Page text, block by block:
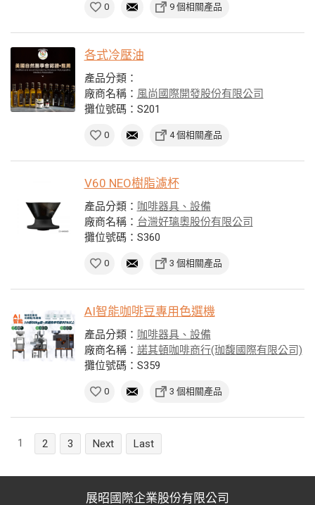
0 9 個相關產品
各式冷壓油
產品分類：
廠商名稱： 風尚國際開發股份有限公司
攤位號碼：S201
0 4 個相關產品
V60 NEO樹脂濾杯
產品分類： 咖啡器具、設備
廠商名稱： 台灣好璃奧股份有限公司
攤位號碼：S360
0 3 個相關產品
AI智能咖啡豆專用色選機
產品分類： 咖啡器具、設備
廠商名稱： 諾其頓咖啡商行(珈馥國際有限公司)
攤位號碼：S359
0 3 個相關產品
1 2 3 Next Last
展昭國際企業股份有限公司